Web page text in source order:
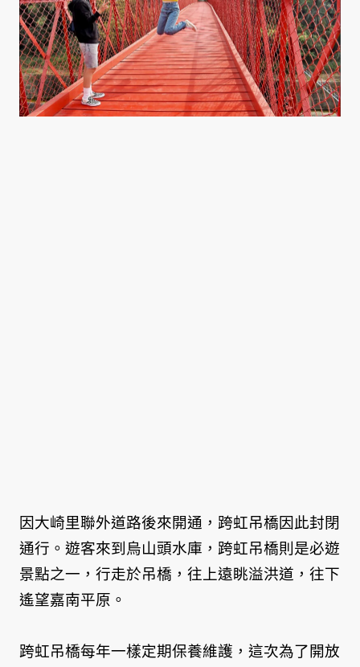
因大崎里聯外道路後來開通，跨虹吊橋因此封閉
通行。遊客來到烏山頭水庫，跨虹吊橋則是必遊
景點之一，行走於吊橋，往上遠眺溢洪道，往下
遙望嘉南平原。
跨虹吊橋每年一樣定期保養維護，這次為了開放